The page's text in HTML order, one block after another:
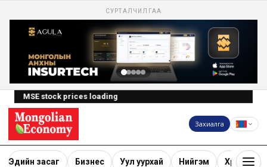
СУРТАЛЧИЛГАА
MSE stock prices loading
Захиалга
Эдийн засаг Бизнес Уул уурхай Нийгэм Хөрөнгө